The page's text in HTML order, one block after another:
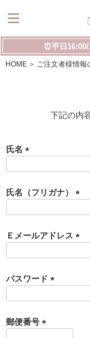
⏰平日
HOME ご注文者様情報
下記の内
氏名
須
)
氏名（フリガナ）
須
)
Ｅメールアドレス
)
パスワード
)
郵便番号